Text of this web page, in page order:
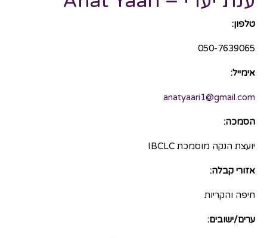
טלפון:
050-7639065
אימייל:
anatyaari1@gmail.com
הסמכה:
יועצת הנקה מוסמכת IBCLC
אזורי קבלה:
חיפה והקריות
ערים/ישובים: